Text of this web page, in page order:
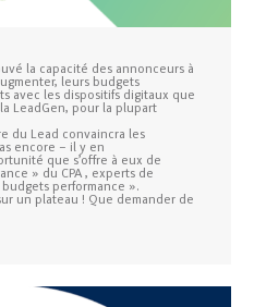
la capacité des annonceurs à
leurs budgets
avec les dispositifs digitaux que
LeadGen, pour la plupart
du Lead convaincra les
encore – il y en
que s’offre à eux de
» du CPA , experts de
performance ».
un plateau ! Que demander de